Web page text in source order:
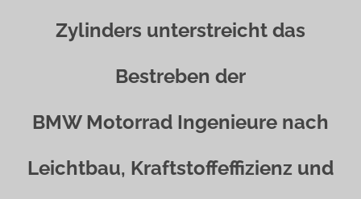
Zylinders unterstreicht das
Bestreben der
BMW Motorrad Ingenieure nach
Leichtbau, Kraftstoffeffizienz und